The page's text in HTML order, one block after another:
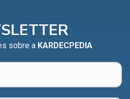
sobre a KARDECPEDIA